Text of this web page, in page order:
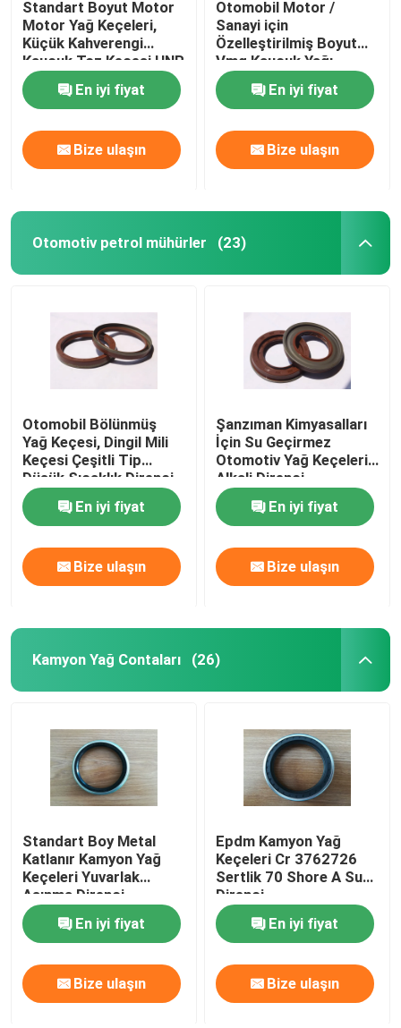
Vana kök petrol mühürler
Motor Tamir Parçaları
Elyaf Bezi Paketleme
Standart Boyut Motor
Motor Yağ Keçeleri,
Küçük Kahverengi
Kauçuk Toz Keçesi HNR
Materyal
En iyi fiyat
Bize ulaşın
Otomobil Motor /
Sanayi için
Özelleştirilmiş Boyut
Vmq Kauçuk Yağı
Dudak Mühür
En iyi fiyat
Bize ulaşın
Otomotiv petrol mühürler (23)
Otomobil Bölünmüş
Yağ Keçesi, Dingil Mili
Keçesi Çeşitli Tip
Düşük Sıcaklık Direnci
En iyi fiyat
Bize ulaşın
Şanzıman Kimyasalları
İçin Su Geçirmez
Otomotiv Yağ Keçeleri /
Alkali Direnci
En iyi fiyat
Bize ulaşın
Kamyon Yağ Contaları (26)
Standart Boy Metal
Katlanır Kamyon Yağ
Keçeleri Yuvarlak
Aşınma Direnci
En iyi fiyat
Bize ulaşın
Epdm Kamyon Yağ
Keçeleri Cr 3762726
Sertlik 70 Shore A Su
Direnci
En iyi fiyat
Bize ulaşın